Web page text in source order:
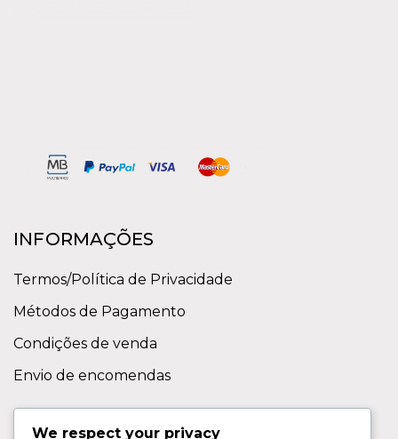
INFORMAÇÕES
Termos/Política de Privacidade
Métodos de Pagamento
Condições de venda
Envio de encomendas
We respect your privacy